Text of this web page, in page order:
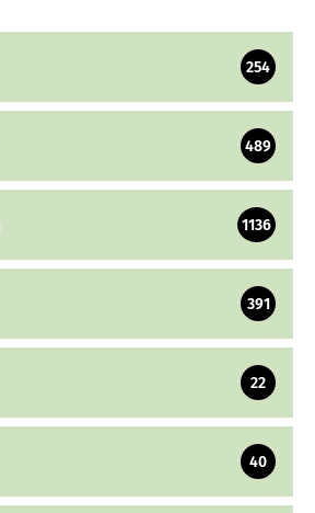
254
489
1136
391
22
40